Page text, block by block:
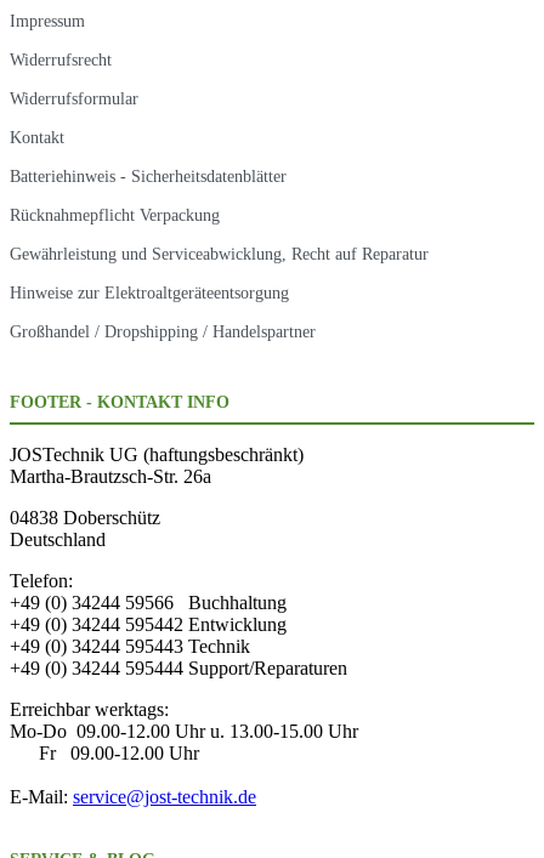
Impressum
Widerrufsrecht
Widerrufsformular
Kontakt
Batteriehinweis - Sicherheitsdatenblätter
Rücknahmepflicht Verpackung
Gewährleistung und Serviceabwicklung, Recht auf Reparatur
Hinweise zur Elektroaltgeräteentsorgung
Großhandel / Dropshipping / Handelspartner
FOOTER - KONTAKT INFO
JOSTechnik UG (haftungsbeschränkt)
Martha-Brautzsch-Str. 26a
04838 Doberschütz
Deutschland
Telefon:
+49 (0) 34244 59566 Buchhaltung
+49 (0) 34244 595442 Entwicklung
+49 (0) 34244 595443 Technik
+49 (0) 34244 595444 Support/Reparaturen
Erreichbar werktags:
Mo-Do 09.00-12.00 Uhr u. 13.00-15.00 Uhr
Fr 09.00-12.00 Uhr
E-Mail: service@jost-technik.de